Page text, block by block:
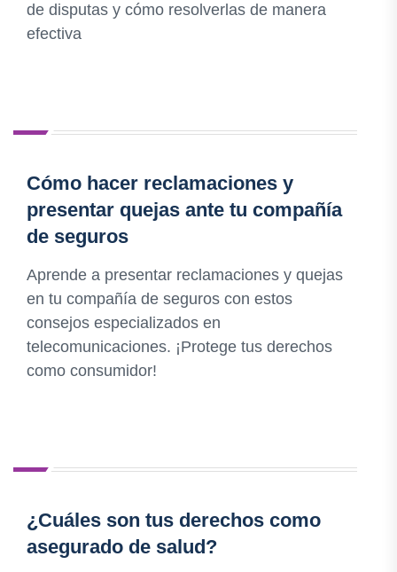
de disputas y cómo resolverlas de manera
efectiva
Cómo hacer reclamaciones y
presentar quejas ante tu compañía
de seguros
Aprende a presentar reclamaciones y quejas
en tu compañía de seguros con estos
consejos especializados en
telecomunicaciones. ¡Protege tus derechos
como consumidor!
¿Cuáles son tus derechos como
asegurado de salud?